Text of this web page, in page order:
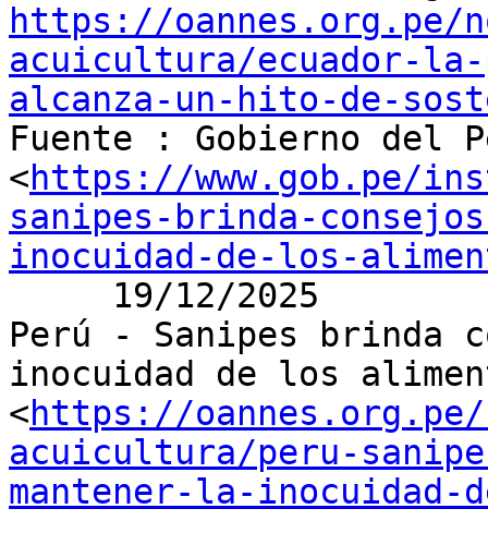
https://oannes.org.pe/
acuicultura/ecuador-
alcanza-un-hito-de-
Fuente : Gobierno del
<https://www.gob.pe/
sanipes-brinda-
inocuidad-de-los-
Perú - Sanipes brinda
inocuidad de los
<https://
acuicultura/peru-
mantener-la-inocuidad-